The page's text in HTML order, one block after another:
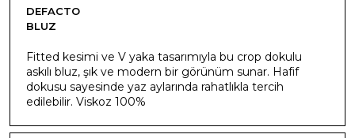
DEFACTO
BLUZ
Fitted kesimi ve V yaka tasarımıyla bu crop dokulu
askılı bluz, şık ve modern bir görünüm sunar. Hafif
dokusu sayesinde yaz aylarında rahatlıkla tercih
edilebilir. Viskoz 100%